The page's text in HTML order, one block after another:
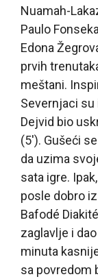
Nuamah-
Paulo
Edona
prvih
meštani.
Severnjaci su
Dejvid bio
(5′). Gušeći
da uzima
sata igre.
posle dobro
Bafodé
zaglavlje i
minuta
sa povredom